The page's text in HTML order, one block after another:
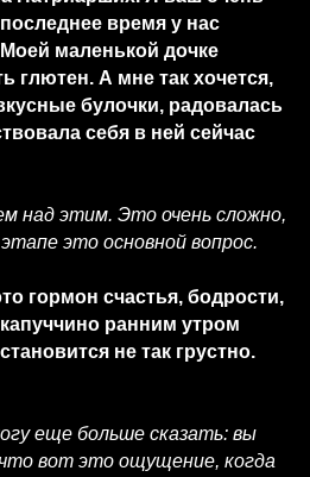
время у нас
маленькой дочке
глютен. А мне так хочется,
булочки, радовалась
себя в ней сейчас
над этим. Это очень сложно,
это основной вопрос.
гормон счастья, бодрости,
ранним утром
не так грустно.
еще больше сказать: вы
вот это ощущение, когда